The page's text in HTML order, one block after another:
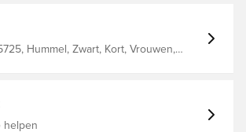
Hummel, Zwart, Kort, Vrouwen,
helpen